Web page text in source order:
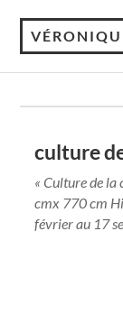
culture
« Culture de la
cmx 770 cm
février au 17